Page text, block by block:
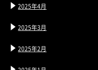
2025年4月
2025年3月
2025年2月